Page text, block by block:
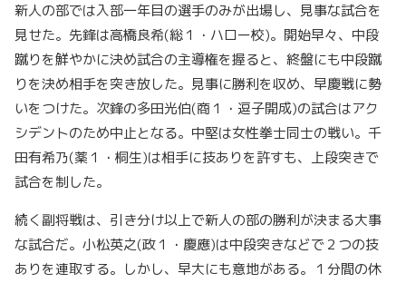
新人の部では入部一年目の選手のみが出場し、見事な試合を
見せた。先鋒は高橋良希(総１・ハロー校)。開始早々、中段
蹴りを鮮やかに決め試合の主導権を握ると、終盤にも中段蹴
りを決め相手を突き放した。見事に勝利を収め、早慶戦に勢
いをつけた。次鋒の多田光伯(商１・逗子開成)の試合はアク
シデントのため中止となる。中堅は女性拳士同士の戦い。千
田有希乃(薬１・桐生)は相手に技ありを許すも、上段突きで
試合を制した。
続く副将戦は、引き分け以上で新人の部の勝利が決まる大事
な試合だ。小松英之(政１・慶應)は中段突きなどで２つの技
ありを連取する。しかし、早大にも意地がある。１分間の休